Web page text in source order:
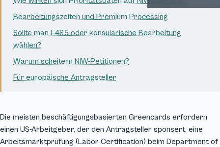
Bearbeitungszeiten und Premium Processing
Sollte man I-485 oder konsularische Bearbeitung
wählen?
Warum scheitern NIW-Petitionen?
Für europäische Antragsteller
Die meisten beschäftigungsbasierten Greencards erfordern
einen US-Arbeitgeber, der den Antragsteller sponsert, eine
Arbeitsmarktprüfung (Labor Certification) beim Department of